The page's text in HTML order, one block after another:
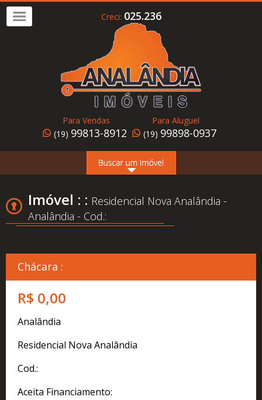
Alugar
Home
Somos
Conheça
Cadastre
Imóvel
Financeiro
Localização
Contato
Creci: 025.236
Para Vendas
(19) 99813-8912
Para Aluguel
(19) 99898-0937
Imóvel : : Residencial Nova Analândia -
Analândia - Cod.:
Chácara :
R$ 0,00
Analândia
Residencial Nova Analândia
Cod.:
Aceita Financiamento: